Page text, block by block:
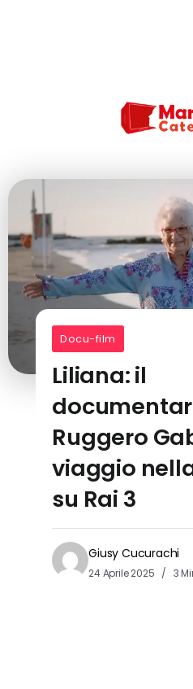
Docu-film
Liliana: il
Ruggero
viaggio
su Rai 3
Giusy Cucurachi
24 Aprile 2025 3